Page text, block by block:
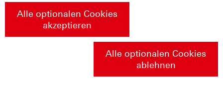
Alle optionalen Cookies
akzeptieren
Alle optionalen Cookies
ablehnen